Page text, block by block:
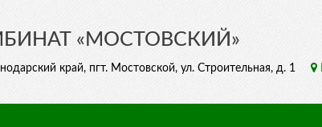
«МОСТОВСКИЙ»
край, пгт. Мостовской, ул. Строительная, д. 1